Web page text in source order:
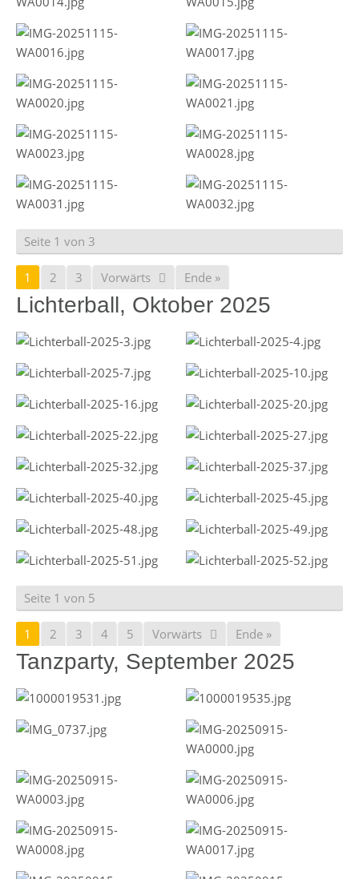
Seite 1 von 3
1 2 3 Vorwärts Ende »
Lichterball, Oktober 2025
Seite 1 von 5
1 2 3 4 5 Vorwärts Ende »
Tanzparty, September 2025